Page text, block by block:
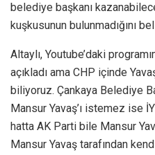
belediye başkanı
kuşkusunun bulunmadığını
Altaylı, Youtube’daki
açıkladı ama CHP içinde
biliyoruz. Çankaya Belediye
Mansur Yavaş’ı istemez ise
hatta AK Parti bile Mansur
Mansur Yavaş tarafından